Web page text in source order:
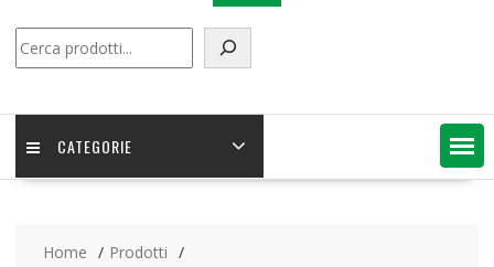
CATEGORIE
Home
Prodotti